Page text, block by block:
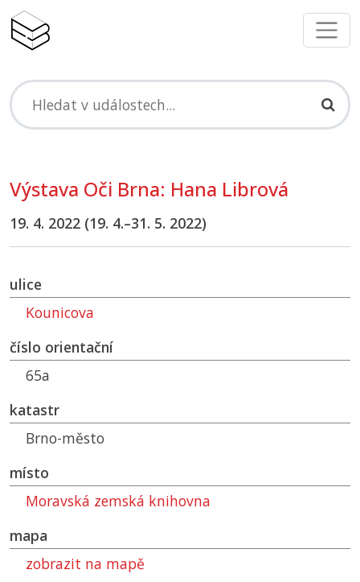
Výstava Oči Brna: Hana Librová
19. 4. 2022 (19. 4.–⁠31. 5. 2022)
ulice
Kounicova
číslo orientační
65a
katastr
Brno-město
místo
Moravská zemská knihovna
mapa
zobrazit na mapě